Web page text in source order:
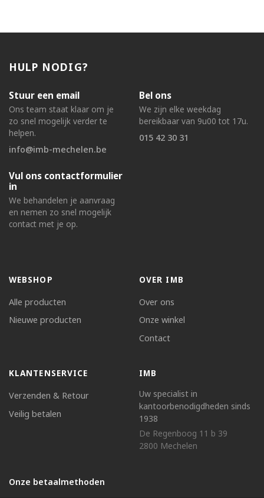
HULP NODIG?
Stuur een email
Ons team staat klaar om je
zo snel mogelijk verder te
helpen.
info@imb-mechelen.be
Bel ons
We zijn elke weekdag
bereikbaar van 9u00 tot 17u.
015 42 30 31
Vul ons contactformulier
in
We behandelen je aanvraag
en nemen zo snel mogelijk
contact met je op.
WEBSHOP
Alle producten
Nieuwe producten
OVER IMB
Over ons
Onze winkel
Contact
KLANTENSERVICE
Verzenden & Retour
Veilig betalen
IMB
Uw specialist in
kantoorbenodigdheden sinds
1938
De Regenboog 11 b 39
2800 Mechelen
Onze betaalmethoden